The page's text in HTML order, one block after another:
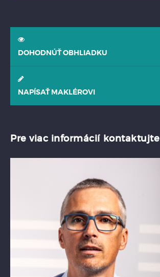
DOHODNÚŤ OBHLIADKU
NAPÍSAŤ MAKLÉROVI
Pre viac informácií kontaktujte